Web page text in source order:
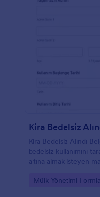
Kira Bedelsiz
Kira Bedelsiz Alındı
bedelsiz kullanımını
altına almak isteyen
Go to Category:
Mülk Yönetimi